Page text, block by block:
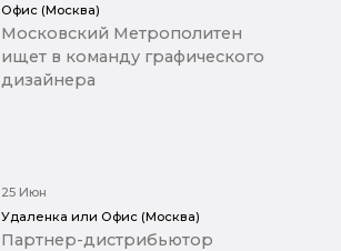
Офис (Москва)
Московский Метрополитен
ищет в команду графического
дизайнера
25 Июн
Удаленка или Офис (Москва)
Партнер-дистрибьютор